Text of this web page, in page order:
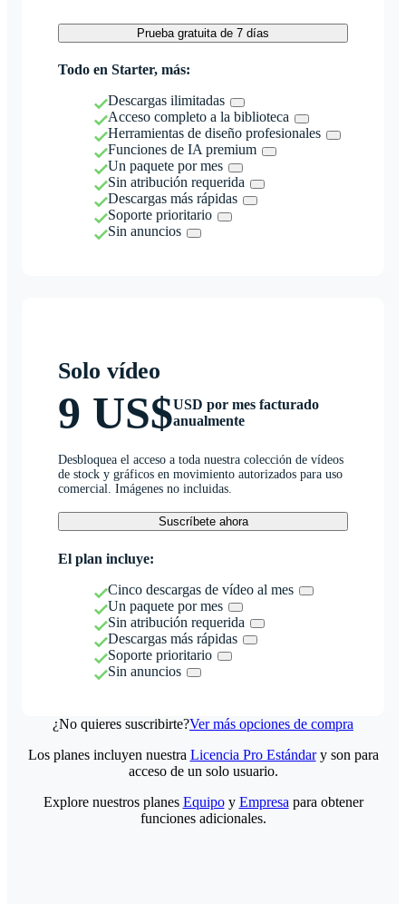
Prueba gratuita de 7 días
Todo en Starter, más:
Descargas ilimitadas
Acceso completo a la biblioteca
Herramientas de diseño profesionales
Funciones de IA premium
Un paquete por mes
Sin atribución requerida
Descargas más rápidas
Soporte prioritario
Sin anuncios
Solo vídeo
9 US$USD por mes facturado
anualmente
Desbloquea el acceso a toda nuestra colección de vídeos
de stock y gráficos en movimiento autorizados para uso
comercial. Imágenes no incluidas.
Suscríbete ahora
El plan incluye:
Cinco descargas de vídeo al mes
Un paquete por mes
Sin atribución requerida
Descargas más rápidas
Soporte prioritario
Sin anuncios
¿No quieres suscribirte?Ver más opciones de compra
Los planes incluyen nuestra Licencia Pro Estándary son para
acceso de un solo usuario.
Explore nuestros planes Equipoy Empresa para obtener
funciones adicionales.